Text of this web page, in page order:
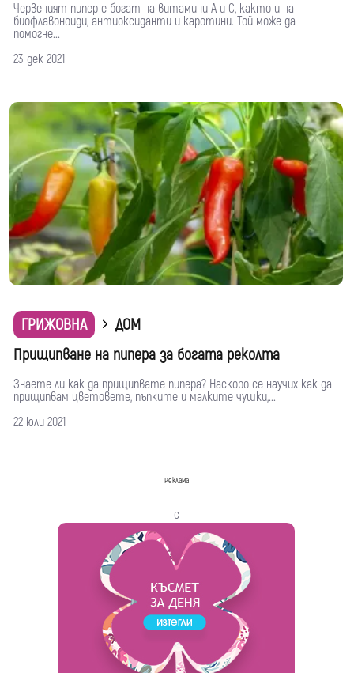
Червеният пипер е богат на витамини А и С, както и на
биофлавоноиди, антиоксиданти и каротини. Той може да
помогне...
23 дек 2021
ГРИЖОВНА
ДОМ
Прищипване на пипера за богата реколта
Знаете ли как да прищипвате пипера? Наскоро се научих как да
прищипвам цветовете, пъпките и малките чушки,...
22 юли 2021
Реклама
с